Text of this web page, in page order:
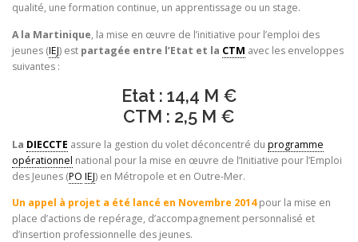
qualité, une formation continue, un apprentissage ou un stage.
A la Martinique, la mise en œuvre de l’initiative pour l’emploi des
jeunes (IEJ) est partagée entre l’Etat et la CTM avec les enveloppes
suivantes :
Etat : 14,4 M €
CTM : 2,5 M €
La DIECCTE assure la gestion du volet déconcentré du programme
opérationnel national pour la mise en œuvre de l’Initiative pour l’Emploi
des Jeunes (PO IEJ) en Métropole et en Outre-Mer.
Un appel à projet a été lancé en Novembre 2014pour la mise en
place d’actions de repérage, d’accompagnement personnalisé et
d’insertion professionnelle des jeunes.